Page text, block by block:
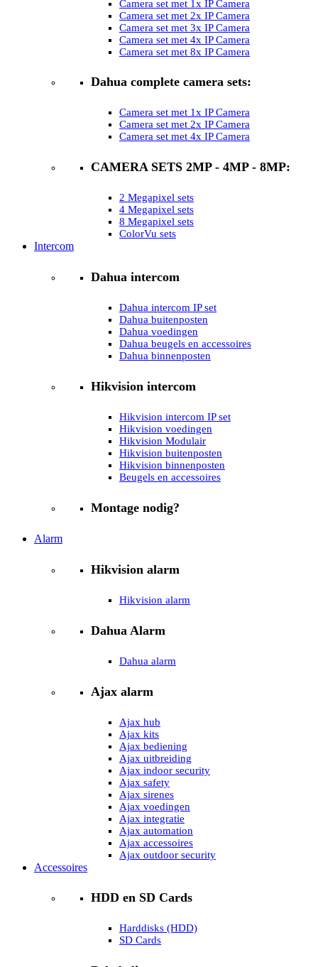
Camera set met 1x IP Camera
Camera set met 2x IP Camera
Camera set met 3x IP Camera
Camera set met 4x IP Camera
Camera set met 8x IP Camera
Dahua complete camera sets:
Camera set met 1x IP Camera
Camera set met 2x IP Camera
Camera set met 4x IP Camera
CAMERA SETS 2MP - 4MP - 8MP:
2 Megapixel sets
4 Megapixel sets
8 Megapixel sets
ColorVu sets
Intercom
Dahua intercom
Dahua intercom IP set
Dahua buitenposten
Dahua voedingen
Dahua beugels en accessoires
Dahua binnenposten
Hikvision intercom
Hikvision intercom IP set
Hikvision voedingen
Hikvision Modulair
Hikvision buitenposten
Hikvision binnenposten
Beugels en accessoires
Montage nodig?
Alarm
Hikvision alarm
Hikvision alarm
Dahua Alarm
Dahua alarm
Ajax alarm
Ajax hub
Ajax kits
Ajax bediening
Ajax uitbreiding
Ajax indoor security
Ajax safety
Ajax sirenes
Ajax voedingen
Ajax integratie
Ajax automation
Ajax accessoires
Ajax outdoor security
Accessoires
HDD en SD Cards
Harddisks (HDD)
SD Cards